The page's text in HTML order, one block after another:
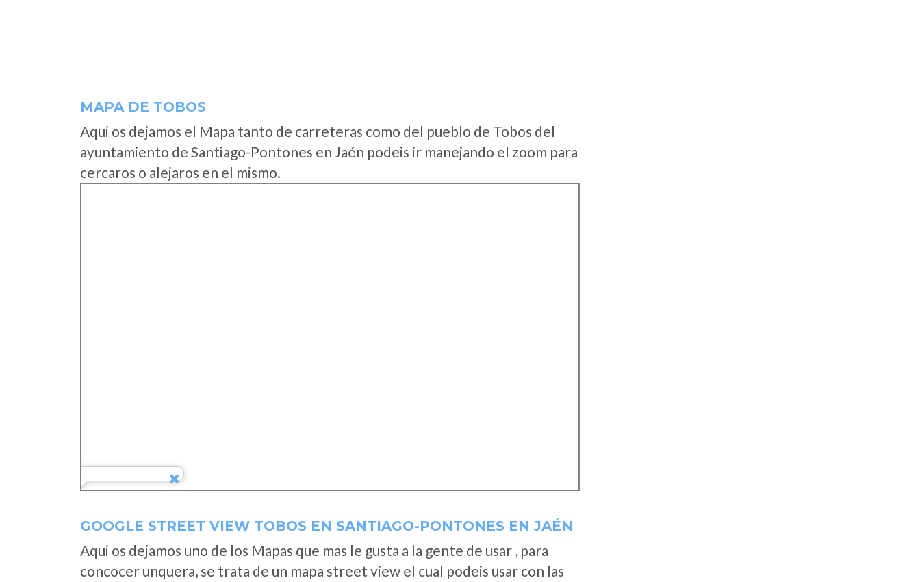
MAPA DE TOBOS
Aqui os dejamos el Mapa tanto de carreteras como del pueblo de Tobos del
ayuntamiento de Santiago-Pontones en Jaén podeis ir manejando el zoom para
cercaros o alejaros en el mismo.
GOOGLE STREET VIEW TOBOS EN SANTIAGO-PONTONES EN JAÉN
Aqui os dejamos uno de los Mapas que mas le gusta a la gente de usar , para
concocer unquera, se trata de un mapa street view el cual podeis usar con las